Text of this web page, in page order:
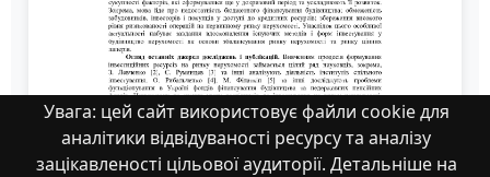
Увага: цей сайт використовує файли cookie для
аналітики відвідуваності ресурсу та аналізу
зацікавленості цільової аудиторії. Детальніше на